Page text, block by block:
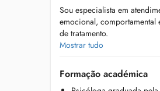
Sou especialista em
emocional,
de tratamento.
Possuo também
Terapia Cognitivo-
atualizado com um olhar
Mostrar tudo
Formação académica